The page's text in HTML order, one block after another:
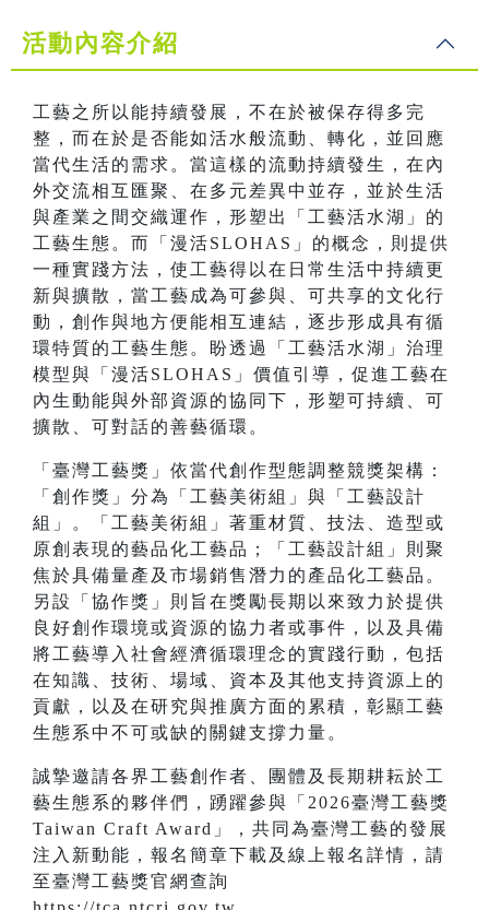
活動內容介紹
工藝之所以能持續發展，不在於被保存得多完
整，而在於是否能如活水般流動、轉化，並回應
當代生活的需求。當這樣的流動持續發生，在內
外交流相互匯聚、在多元差異中並存，並於生活
與產業之間交織運作，形塑出「工藝活水湖」的
工藝生態。而「漫活SLOHAS」的概念，則提供
一種實踐方法，使工藝得以在日常生活中持續更
新與擴散，當工藝成為可參與、可共享的文化行
動，創作與地方便能相互連結，逐步形成具有循
環特質的工藝生態。盼透過「工藝活水湖」治理
模型與「漫活SLOHAS」價值引導，促進工藝在
內生動能與外部資源的協同下，形塑可持續、可
擴散、可對話的善藝循環。
「臺灣工藝獎」依當代創作型態調整競獎架構：
「創作獎」分為「工藝美術組」與「工藝設計
組」。「工藝美術組」著重材質、技法、造型或
原創表現的藝品化工藝品；「工藝設計組」則聚
焦於具備量產及市場銷售潛力的產品化工藝品。
另設「協作獎」則旨在獎勵長期以來致力於提供
良好創作環境或資源的協力者或事件，以及具備
將工藝導入社會經濟循環理念的實踐行動，包括
在知識、技術、場域、資本及其他支持資源上的
貢獻，以及在研究與推廣方面的累積，彰顯工藝
生態系中不可或缺的關鍵支撐力量。
誠摯邀請各界工藝創作者、團體及長期耕耘於工
藝生態系的夥伴們，踴躍參與「2026臺灣工藝獎
Taiwan Craft Award」，共同為臺灣工藝的發展
注入新動能，報名簡章下載及線上報名詳情，請
至臺灣工藝獎官網查詢